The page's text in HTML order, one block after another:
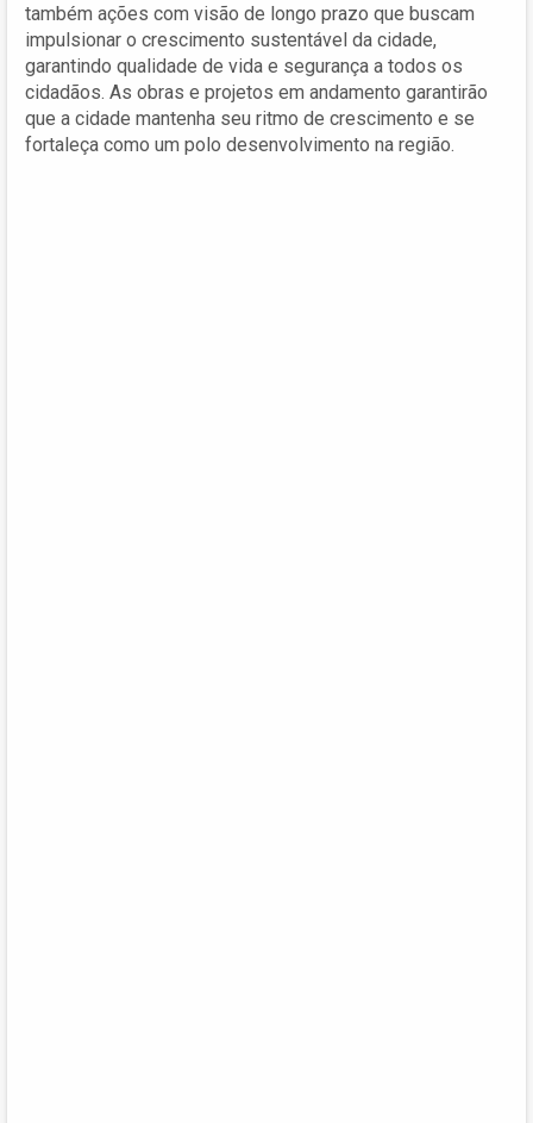
também ações com visão de longo prazo que buscam
impulsionar o crescimento sustentável da cidade,
garantindo qualidade de vida e segurança a todos os
cidadãos. As obras e projetos em andamento garantirão
que a cidade mantenha seu ritmo de crescimento e se
fortaleça como um polo desenvolvimento na região.